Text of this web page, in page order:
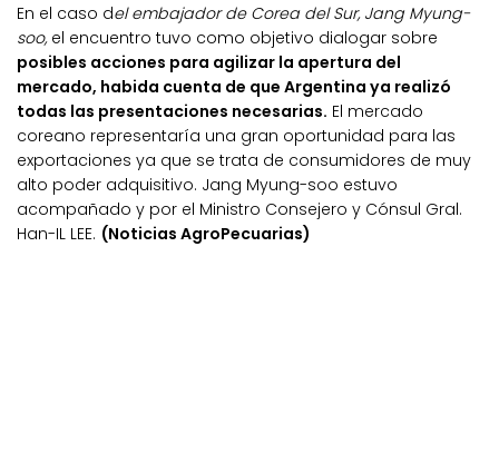
En el caso del embajador de Corea del Sur, Jang Myung-
soo,el encuentro tuvo como objetivo dialogar sobre
posibles acciones para agilizar la apertura del
mercado, habida cuenta de que Argentina ya realizó
todas las presentaciones necesarias. El mercado
coreano representaría una gran oportunidad para las
exportaciones ya que se trata de consumidores de muy
alto poder adquisitivo. Jang Myung-soo estuvo
acompañado y por el Ministro Consejero y Cónsul Gral.
Han-IL LEE. (Noticias AgroPecuarias)